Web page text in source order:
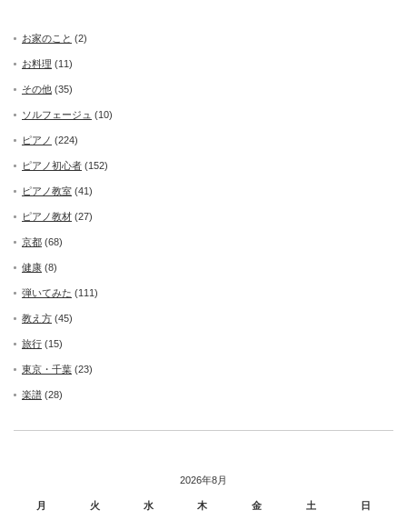
お家のこと (2)
お料理 (11)
その他 (35)
ソルフェージュ (10)
ピアノ (224)
ピアノ初心者 (152)
ピアノ教室 (41)
ピアノ教材 (27)
京都 (68)
健康 (8)
弾いてみた (111)
教え方 (45)
旅行 (15)
東京・千葉 (23)
楽譜 (28)
2026年8月
月 火 水 木 金 土 日